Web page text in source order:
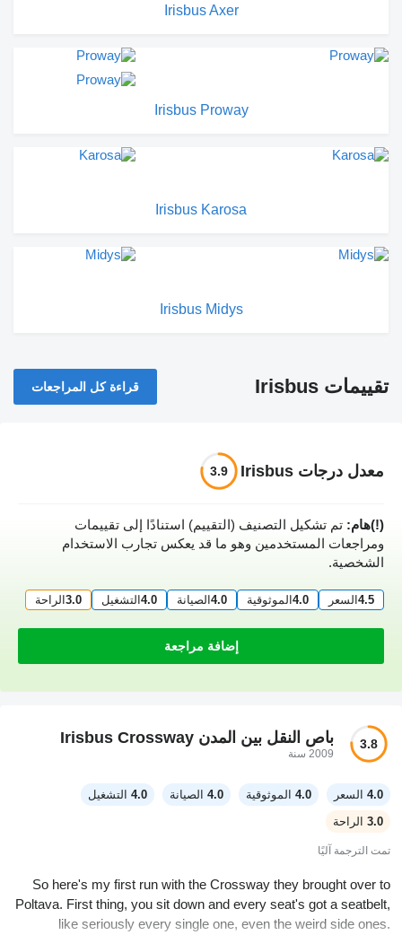
Irisbus Axer
Irisbus Proway
Irisbus Karosa
Irisbus Midys
تقييمات Irisbus قراءة كل المراجعات
معدل درجات Irisbus 3.9
(!)هام: تم تشكيل التصنيف (التقييم) استنادًا إلى تقييمات
ومراجعات المستخدمين وهو ما قد يعكس تجارب الاستخدام
الشخصية.
4.5 السعر 4.0 الموثوقية 4.0 الصيانة 4.0 التشغيل 3.0 الراحة
إضافة مراجعة
3.8 باص النقل بين المدن Irisbus Crossway
2009 سنة
4.0 السعر 4.0 الموثوقية 4.0 الصيانة 4.0 التشغيل
3.0 الراحة
تمت الترجمة آليًا
So here's my first run with the Crossway they brought over to
Poltava. First thing, you sit down and every seat's got a seatbelt,
like seriously every single one, even the weird side ones.